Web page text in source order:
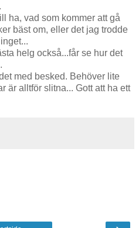
ha, vad som kommer att gå
bäst om, eller det jag trodde
helg också...får se hur det
med besked. Behöver lite
är alltför slitna... Gott att ha ett